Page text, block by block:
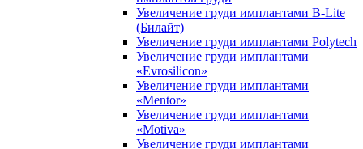
Увеличение груди имплантами B-Lite
(Билайт)
Увеличение груди имплантами Polytech
Увеличение груди имплантами
«Evrosilicon»
Увеличение груди имплантами
«Mentor»
Увеличение груди имплантами
«Motiva»
Увеличение груди имплантами